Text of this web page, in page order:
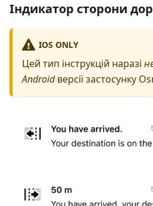
Індикатор сторони
IOS ONLY
Цей тип інструкцій наразі
Androidверсії застосунку